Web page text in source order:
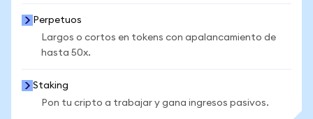
Perpetuos
Largos o cortos en tokens con apalancamiento de
hasta 50x.
Staking
Pon tu cripto a trabajar y gana ingresos pasivos.